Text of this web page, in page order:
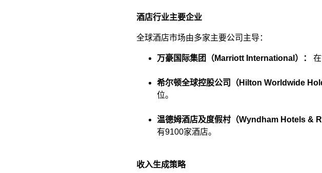
酒店行业主要企业
全球酒店市场由多家主要公司主导：​
万豪国际集团（Marriott International）：
希尔顿全球控股公司（Hilton Worldwide
位。​
温德姆酒店及度假村（Wyndham Hotels &
有9100家酒店。​
收入生成策略